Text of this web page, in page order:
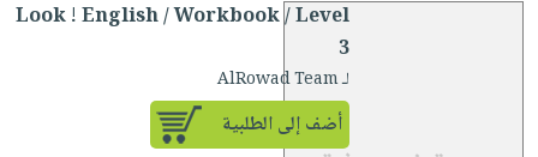
Look ! English / Workbook / Level
3
لـ AlRowad Team
أضف إلى الطلبية